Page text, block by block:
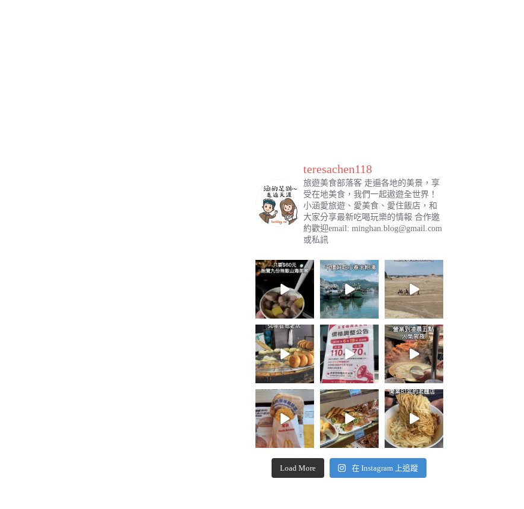
teresachen118
旅遊美食部落客走遍各地的美景，享
受在地美食，我們一起遨遊全世界！
小涵愛旅遊、愛美食、愛住飯店，和
大家分享最新吃喝玩樂的情報 合作邀
約歡迎email: minghan.blog@gmail.com
或私訊
Load More 在 Instagram 上追蹤